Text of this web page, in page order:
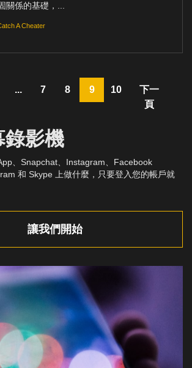
關係的基礎，...
A Cheater
... 7 8 9 10
下一
頁
錄影機
、Snapchat、Instagram、Facebook
和 Skype 上做什麼，只要登入您的帳戶就
讓我們開始